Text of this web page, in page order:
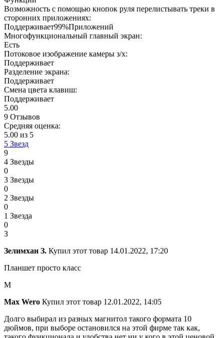
Возможность с помощью кнопок руля перелистывать треки в
сторонних приложениях:
Поддерживает99%Приложений
Многофункциональный главный экран:
Есть
Потоковое изображение камеры з/х:
Поддерживает
Разделение экрана:
Поддерживает
Смена цвета клавиш:
Поддерживает
5.00
9 Отзывов
Средняя оценка:
5.00 из 5
5 Звезд
9
4 Звезды
0
3 Звезды
0
2 Звезды
0
1 Звезда
0
З
Зелимхан З. Купил этот товар 14.01.2022, 17:20
Планшет просто класс
M
Max Wero Купил этот товар 12.01.2022, 14:05
Долго выбирал из разных магнитол такого формата 10
дюймов, при выборе остановился на этой фирме так как,